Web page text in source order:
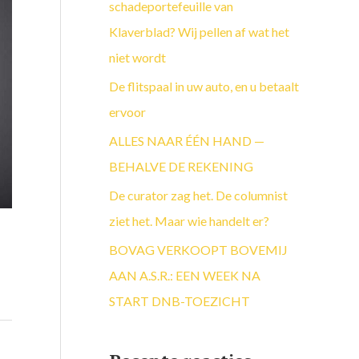
a
a
r
:
schadeportefeuille van
Klaverblad? Wij pellen af wat het
niet wordt
De flitspaal in uw auto, en u betaalt
ervoor
ALLES NAAR ÉÉN HAND —
BEHALVE DE REKENING
De curator zag het. De columnist
ziet het. Maar wie handelt er?
BOVAG VERKOOPT BOVEMIJ
AAN A.S.R.: EEN WEEK NA
START DNB-TOEZICHT